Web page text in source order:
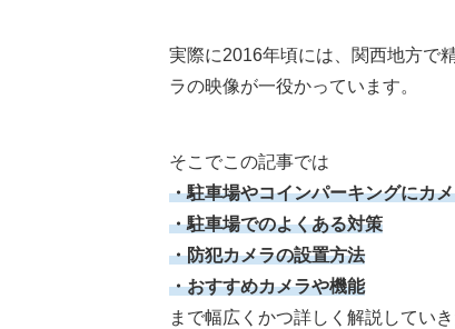
実際に2016年頃には、関西地方で
ラの映像が一役かっています。
そこでこの記事では
・駐車場やコインパーキングにカ
・駐車場でのよくある対策
・防犯カメラの設置方法
・おすすめカメラや機能
まで幅広くかつ詳しく解説してい